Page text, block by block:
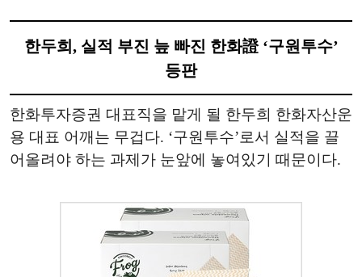
한두희, 실적 부진 늪 빠진 한화證 ‘구원투수’
등판
한화투자증권 대표직을 맡게 될 한두희 한화자산운
용 대표 어깨는 무겁다. ‘구원투수’로서 실적을 끌
어올려야 하는 과제가 눈앞에 놓여있기 때문이다.